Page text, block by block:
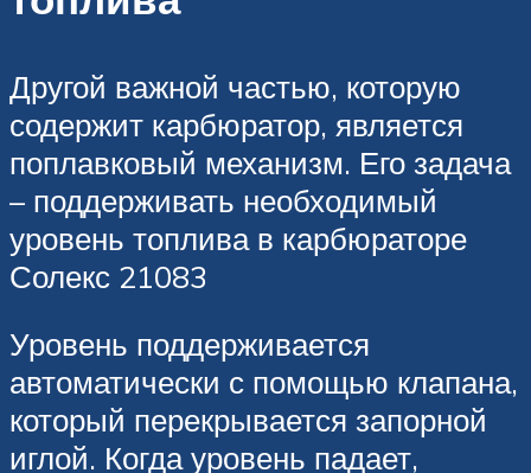
Другой важной частью, которую
содержит карбюратор, является
поплавковый механизм. Его задача
– поддерживать необходимый
уровень топлива в карбюраторе
Солекс 21083
Уровень поддерживается
автоматически с помощью клапана,
который перекрывается запорной
иглой. Когда уровень падает,